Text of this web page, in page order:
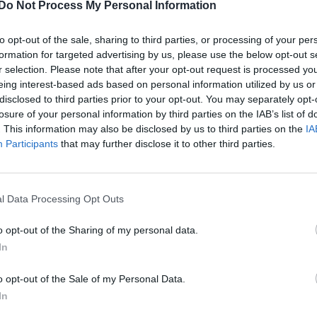
Do Not Process My Personal Information
opt-out of the sale, sharing to third parties, or processing of your
for targeted advertising by us, please use the below opt-out
selection. Please note that after your opt-out request is processed
interest-based ads based on personal information utilized by us
to third parties prior to your opt-out. You may separately
of your personal information by third parties on the IAB’s list of
This information may also be disclosed by us to third parties on the
Participants that may further disclose it to other third parties.
Data Processing Opt Outs
opt-out of the Sharing of my personal data.
opt-out of the Sale of my Personal Data.
fel anledning.
inlägget avJokabsson för 2
sedaniAllmänt
Mustang e Mac 2023 4 svar
inlägget av KenthIJ2 för 3 timmar
iEl- och hybridbilar
köpte jag nyss-
iOff topic
motorbyte till d5252t
inlägget av
-13 2.0tdi DSG
bråkar
Senaste inlägget av
Ni som kör HEV
? är ni nöjda?
Senaste inlägget av
sedaniProjekt
Manta b som ska
(kaross eller delar